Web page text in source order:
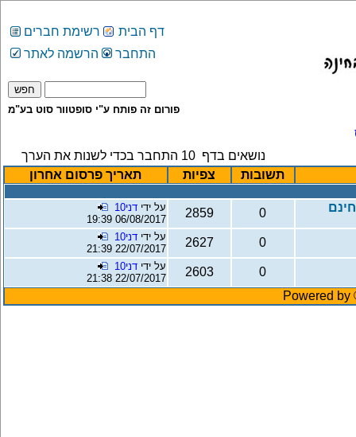
רשימת חברים
דף הבית
הרשמה לאתר
התחבר
פורום זה פותח ע"י סופטוור סוט בע"מ
נושאים בדף 10 התחבר בכדי לשנות את הערך
תאריך פרסום אחרון
צפיות תשובות
על ידי דני10
06/08/2017 19:39
2859 0
על ידי דני10
22/07/2017 21:39
2627 0
על ידי דני10
22/07/2017 21:38
2603
0
Powered by